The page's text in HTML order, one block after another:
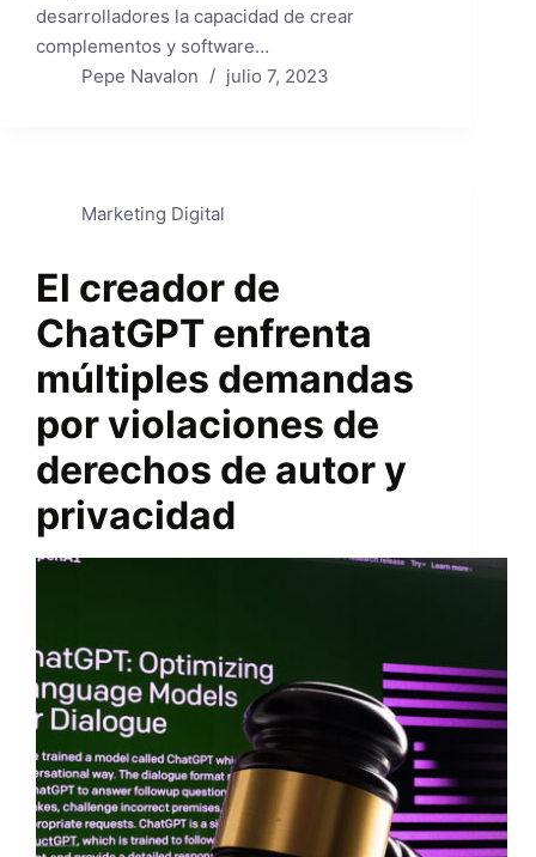
desarrolladores la capacidad de crear
complementos y software…
Pepe Navalon
julio 7, 2023
Marketing Digital
El creador de
ChatGPT enfrenta
múltiples demandas
por violaciones de
derechos de autor y
privacidad